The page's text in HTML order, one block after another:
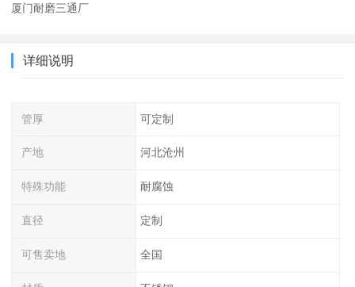
厦门耐磨三通厂
详细说明
管厚 可定制
产地 河北沧州
特殊功能 耐腐蚀
直径 定制
可售卖地 全国